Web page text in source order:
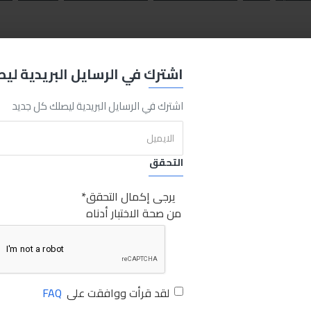
اشترك في الرسايل البريدية
اشترك في الرسايل البريدية ليصلك كل جديد
التحقق
يرجى إكمال التحقق
من صحة الاختبار أدناه
لقد قرأت ووافقت على FAQ